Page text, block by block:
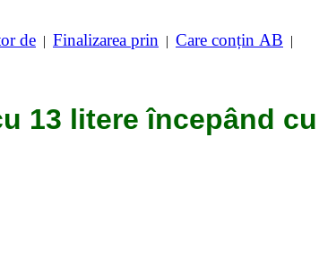
de | Finalizarea prin | Care conțin AB |
13 litere începând cu